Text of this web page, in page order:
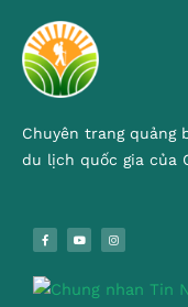
Chuyên trang quảng
du lịch quốc gia của